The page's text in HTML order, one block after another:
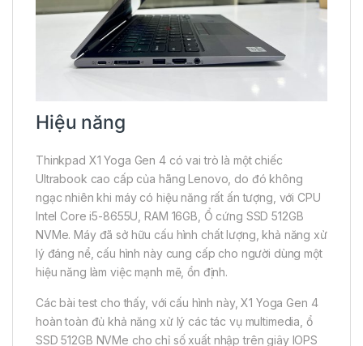
Hiệu năng
Thinkpad X1 Yoga Gen 4 có vai trò là một chiếc
Ultrabook cao cấp của hãng Lenovo, do đó không
ngạc nhiên khi máy có hiệu năng rất ấn tượng, với CPU
Intel Core i5-8655U, RAM 16GB, Ổ cứng SSD 512GB
NVMe. Máy đã sở hữu cấu hình chất lượng, khả năng xử
lý đáng nể, cấu hình này cung cấp cho người dùng một
hiệu năng làm việc mạnh mẽ, ổn định.
Các bài test cho thấy, với cấu hình này, X1 Yoga Gen 4
hoàn toàn đủ khả năng xử lý các tác vụ multimedia, ổ
SSD 512GB NVMe cho chỉ số xuất nhập trên giây IOPS